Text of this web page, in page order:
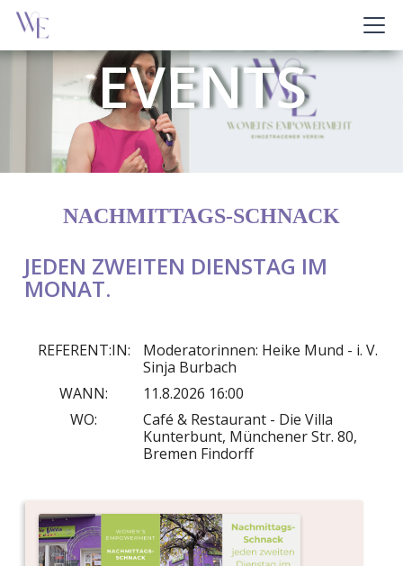
AKTUELLES &
EVENTS
NACHMITTAGS-SCHNACK
JEDEN ZWEITEN DIENSTAG IM
MONAT.
REFERENT:IN:
Moderatorinnen: Heike Mund - i. V.
Sinja Burbach
WANN:
11.8.2026 16:00
WO:
Café & Restaurant - Die Villa
Kunterbunt, Münchener Str. 80,
Bremen Findorff